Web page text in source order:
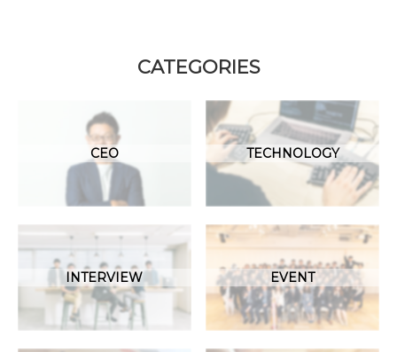
CATEGORIES
CEO TECHNOLOGY
INTERVIEW EVENT